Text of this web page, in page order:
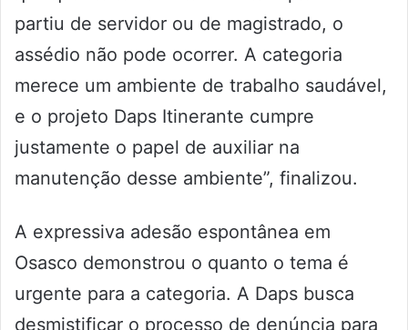
partiu de servidor ou de magistrado, o
assédio não pode ocorrer. A categoria
merece um ambiente de trabalho saudável,
e o projeto Daps Itinerante cumpre
justamente o papel de auxiliar na
manutenção desse ambiente”, finalizou.
A expressiva adesão espontânea em
Osasco demonstrou o quanto o tema é
urgente para a categoria. A Daps busca
desmistificar o processo de denúncia para